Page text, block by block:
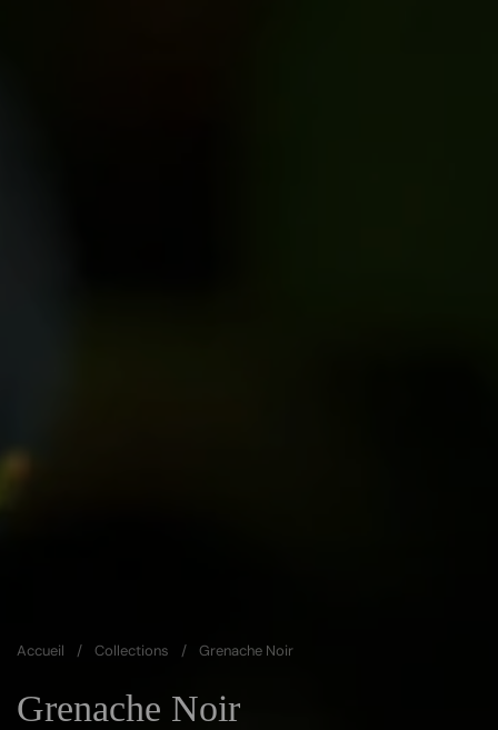
Accueil / Collections / Grenache Noir
Grenache Noir